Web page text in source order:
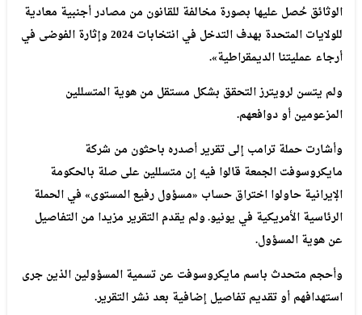
الوثائق حُصل عليها بصورة مخالفة للقانون من مصادرأجنبية معادية
للولايات المتحدة بهدف التدخل في انتخابات 2024 وإثارة الفوضى في
أرجاء عمليتنا الديمقراطية».
ولم يتسن لرويترزالتحقق بشكل مستقل من هوية المتسللين
المزعومين أو دوافعهم.
وأشارت حملة ترامب إلى تقريرأصدره باحثون من شركة
مايكروسوفت الجمعة قالوا فيه إن متسللين على صلة بالحكومة
الإيرانية حاولوا اختراق حساب «مسؤول رفيعالمستوى» في الحملة
الرئاسية الأمريكية في يونيو.ولم يقدم التقرير مزيدا من التفاصيل
عن هوية المسؤول.
وأحجم متحدث باسم مايكروسوفت عن تسمية المسؤولين الذين جرى
استهدافهم أو تقديم تفاصيل إضافية بعد نشرالتقرير.